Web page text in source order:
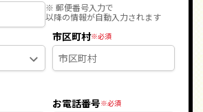
※ 郵便番号入力で
以降の情報が自動入力されます
市区町村
お電話番号